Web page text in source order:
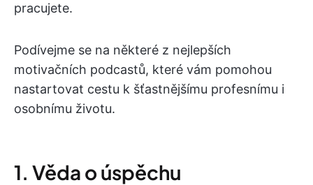
pracujete.
Podívejme se na některé z nejlepších
motivačních podcastů, které vám pomohou
nastartovat cestu k šťastnějšímu profesnímu i
osobnímu životu.
1. Věda o úspěchu